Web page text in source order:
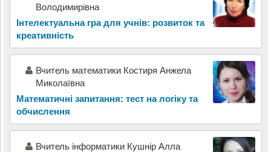
Володимирівна
Інтелектуальна гра для учнів: розвиток та
креативність
Вчитель математики Костиря Анжела
Миколаївна
Математичні запитання: тест на логіку та
обчислення
Вчитель інформатики Кушнір Алла